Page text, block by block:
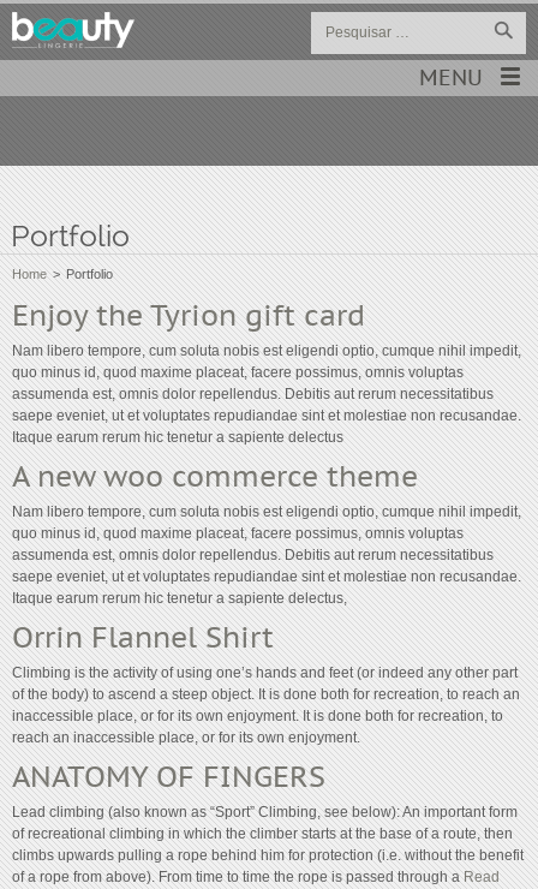
MENU
Portfolio
Home > Portfolio
Enjoy the Tyrion gift card
Nam libero tempore, cum soluta nobis est eligendi optio, cumque nihil impedit,
quo minus id, quod maxime placeat, facere possimus, omnis voluptas
assumenda est, omnis dolor repellendus. Debitis aut rerum necessitatibus
saepe eveniet, ut et voluptates repudiandae sint et molestiae non recusandae.
Itaque earum rerum hic tenetur a sapiente delectus
A new woo commerce theme
Nam libero tempore, cum soluta nobis est eligendi optio, cumque nihil impedit,
quo minus id, quod maxime placeat, facere possimus, omnis voluptas
assumenda est, omnis dolor repellendus. Debitis aut rerum necessitatibus
saepe eveniet, ut et voluptates repudiandae sint et molestiae non recusandae.
Itaque earum rerum hic tenetur a sapiente delectus,
Orrin Flannel Shirt
Climbing is the activity of using one’s hands and feet (or indeed any other part
of the body) to ascend a steep object. It is done both for recreation, to reach an
inaccessible place, or for its own enjoyment. It is done both for recreation, to
reach an inaccessible place, or for its own enjoyment.
ANATOMY OF FINGERS
Lead climbing (also known as “Sport” Climbing, see below): An important form
of recreational climbing in which the climber starts at the base of a route, then
climbs upwards pulling a rope behind him for protection (i.e. without the benefit
of a rope from above). From time to time the rope is passed through aRead